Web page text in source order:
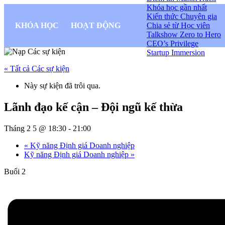
KHÓA HỌC HOẠT ĐỘNG
Khóa học gần nhất
Kiến thức Chuyên gia
Chia sẻ từ Học viên
Talkshow Zero to Hero
CEO’s Privilege
Startup Immersion
« Tất cả Các sự kiện
Này sự kiện đã trôi qua.
Lãnh đạo kế cận – Đội ngũ kế thừa
Tháng 2 5 @ 18:30 - 21:00
« Kỹ năng Định giá Doanh nghiệp
Kỹ năng Định giá Doanh nghiệp »
Buổi 2